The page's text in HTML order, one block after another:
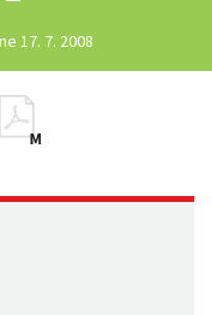
17. 7. 2008